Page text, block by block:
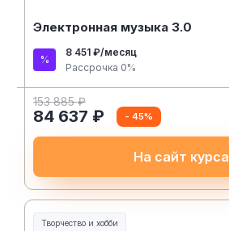
Электронная музыка 3.0
8 451 ₽/месяц
Рассрочка 0%
153 885 ₽
84 637 ₽ - 45%
На сайт курса
Творчество и хобби